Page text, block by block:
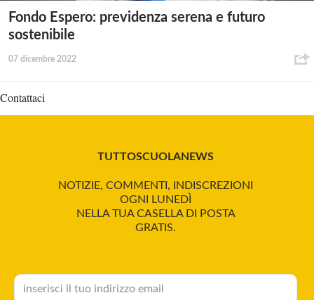
Fondo Espero: previdenza serena e futuro
sostenibile
07 dicembre 2022
Contattaci
TUTTOSCUOLANEWS
NOTIZIE, COMMENTI, INDISCREZIONI
OGNI LUNEDÌ
NELLA TUA CASELLA DI POSTA
GRATIS.